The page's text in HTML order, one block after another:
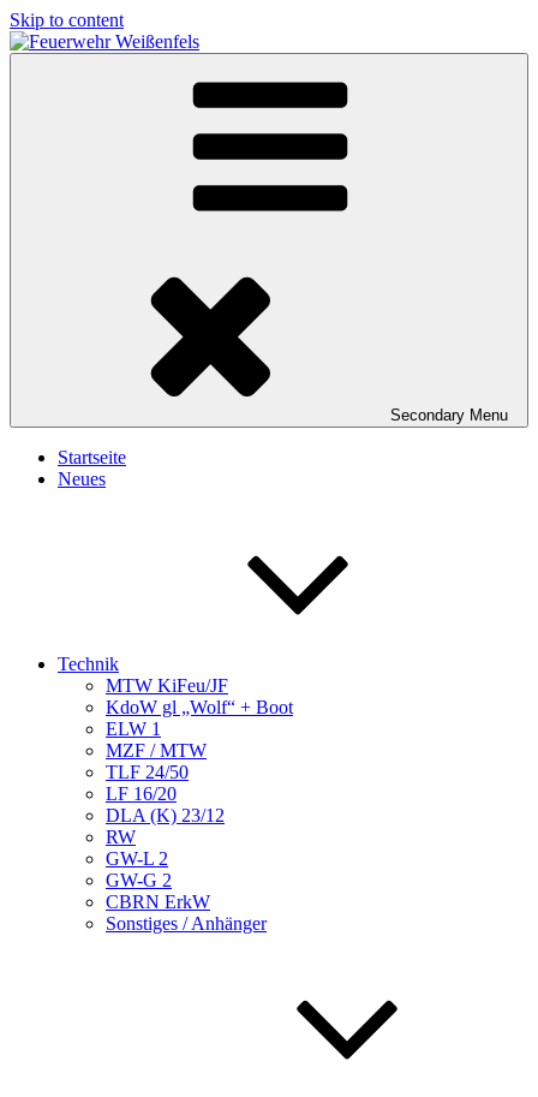
Skip to content
Freiwillige Feuerwehr Weißenfels
Secondary Menu
Startseite
Neues
Technik
MTW KiFeu/JF
KdoW gl „Wolf“ + Boot
ELW 1
MZF / MTW
TLF 24/50
LF 16/20
DLA (K) 23/12
RW
GW-L 2
GW-G 2
CBRN ErkW
Sonstiges / Anhänger